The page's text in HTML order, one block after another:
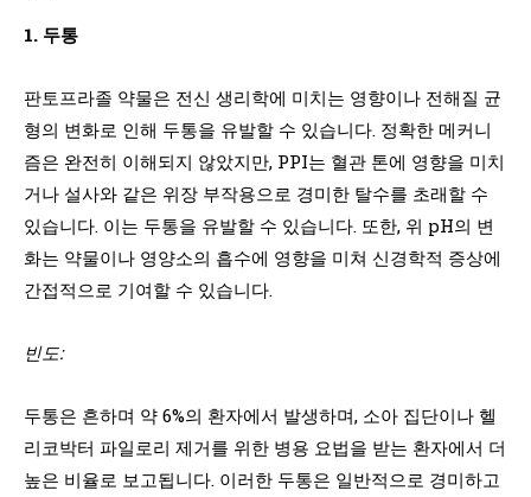
1. 두통
판토프라졸 약물은 전신 생리학에 미치는 영향이나 전해질 균
형의 변화로 인해 두통을 유발할 수 있습니다. 정확한 메커니
즘은 완전히 이해되지 않았지만, PPI는 혈관 톤에 영향을 미치
거나 설사와 같은 위장 부작용으로 경미한 탈수를 초래할 수
있습니다. 이는 두통을 유발할 수 있습니다. 또한, 위 pH의 변
화는 약물이나 영양소의 흡수에 영향을 미쳐 신경학적 증상에
간접적으로 기여할 수 있습니다.
빈도:
두통은 흔하며 약 6%의 환자에서 발생하며, 소아 집단이나 헬
리코박터 파일로리 제거를 위한 병용 요법을 받는 환자에서 더
높은 비율로 보고됩니다. 이러한 두통은 일반적으로 경미하고